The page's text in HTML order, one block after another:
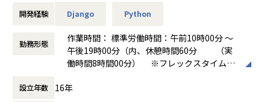
■テックブログ
【業務の変更の範囲】
現在Tech Divisionには29名が在籍しており、そのうちSWE
は15名在籍しております。
バックグラウンドはSI企業やメガベンチャー、スタートアッ
保険業界未経験の方も多く在籍しております。
・コスト最適化設計
単なる構築担当ではなく、「AIが安全に、持続的に価値を生
むための基盤」を設計するポジションです。
いただくことを期待しています。
開発経験 Django Python
勤務形態
作業時間： 標準労働時間：午前10時00分 ～
午後19時00分（内、休憩時間60分 （実
働時間8時間00分） ※フレックスタイム制
シブルタイム （07:00～22:00）
設立年数 16年